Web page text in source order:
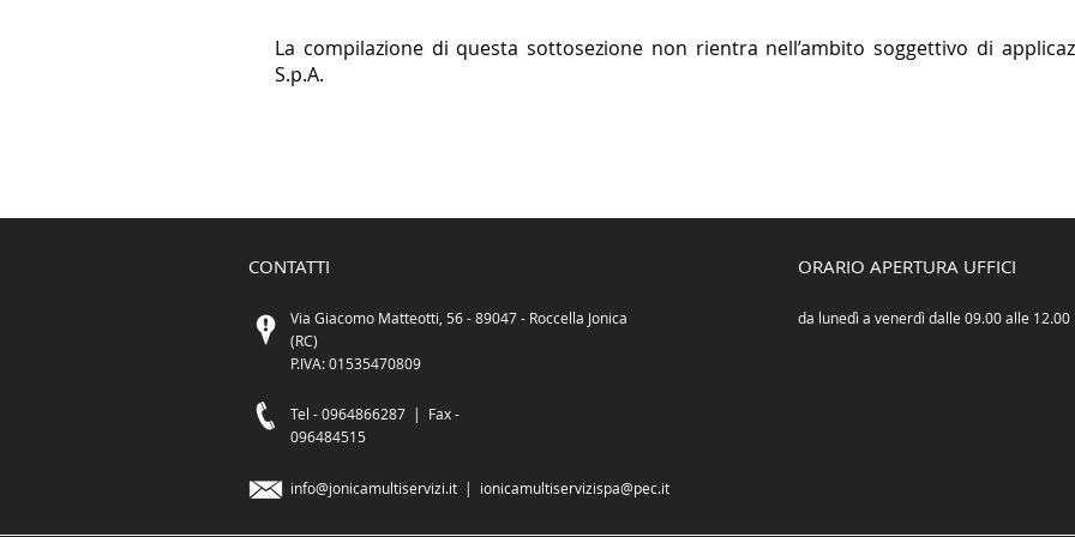
La compilazione di questa sottosezione non rientra nell’ambito soggettivo di
S.p.A.
CONTATTI
Via Giacomo Matteotti, 56 - 89047 - Roccella Jonica
(RC)
P.IVA: 01535470809
ORARIO APERTURA UFFICI
da lunedì a venerdì dalle 09.00 alle 12.00
Tel -0964866287 | Fax -
096484515
info@jonicamultiservizi.it | ionicamultiservizispa@pec.it